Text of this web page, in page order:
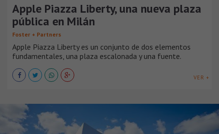
Apple Piazza Liberty, una nueva plaza
pública en Milán
Foster + Partners
Apple Piazza Liberty es un conjunto de dos elementos
fundamentales, una plaza escalonada y una fuente.
VER +